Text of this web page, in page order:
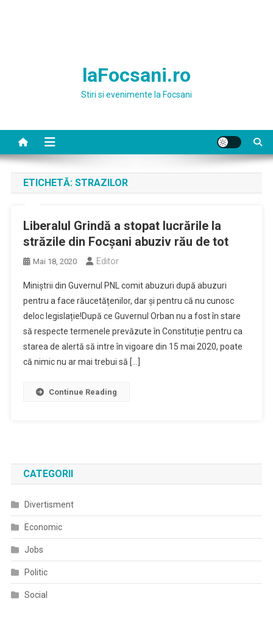
laFocsani.ro
Stiri si evenimente la Focsani
ETICHETĂ: STRAZILOR
Liberalul Grindă a stopat lucrările la
străzile din Focșani abuziv rău de tot
Mai 18, 2020 Editor
Miniștrii din Guvernul PNL comit abuzuri după abuzuri
pentru a face răucetățenilor, dar și pentru că nu cunosc
deloc legislație!După ce Guvernul Orban nu a fost în stare
să respecte termenele prevăzute în Constituție pentru ca
starea de alertă să intre în vigoare din 15 mai 2020, poate
că nimic nu ar mai trebui să […]
Continue Reading
CATEGORII
Divertisment
Economic
Jobs
Politic
Social